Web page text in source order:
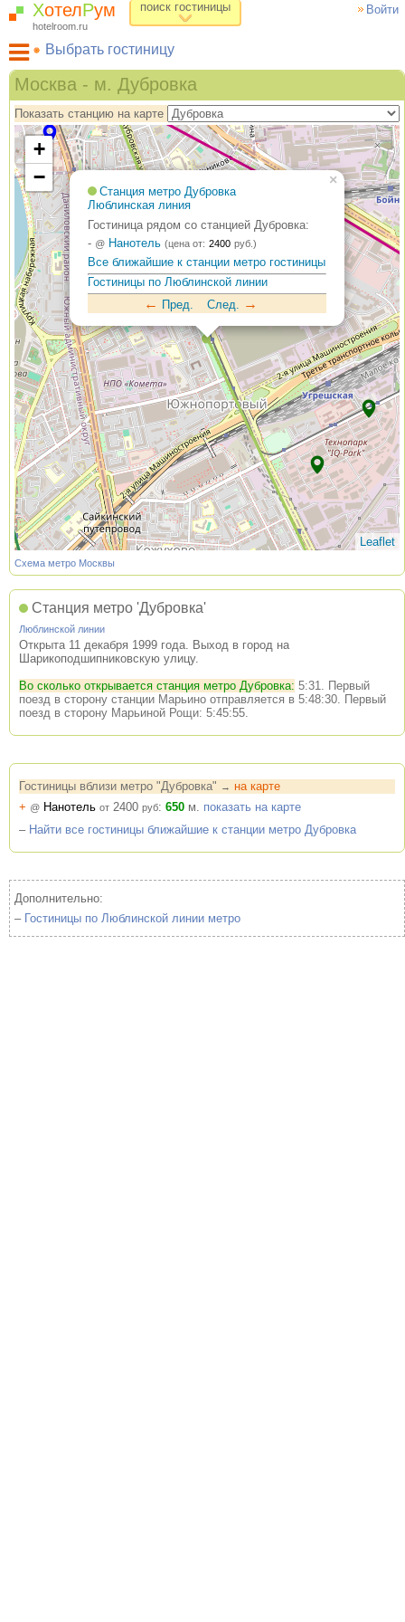
Войти
ХотелРум
hotelroom.ru
поиск гостиницы
Выбрать гостиницу
Гостиницы на карте Москвы
Гостиницы по метро
ХотелРум рекомендует
Москва - м. Дубровка
Показать станцию на карте
Станция метро Дубровка
Люблинская линия
Гостиница рядом со станцией Дубровка:
- @ Нанотель (цена от: 2400 руб.)
Все ближайшие к станции метро гостиницы
Гостиницы по Люблинской линии
← Пред. След. →
×
+
−
Leaflet
Схема метро Москвы
Станция метро 'Дубровка'
Люблинской линии
Открыта 11 декабря 1999 года. Выход в город на
Шарикоподшипниковскую улицу.
Во сколько открывается станция метро Дубровка: 5:31. Первый
поезд в сторону станции Марьино отправляется в 5:48:30. Первый
поезд в сторону Марьиной Рощи: 5:45:55.
Гостиницы вблизи метро "Дубровка" → на карте
+ @ Нанотель от 2400 руб: 650 м. показать на карте
– Найти все гостиницы ближайшие к станции метро Дубровка
Дополнительно:
– Гостиницы по Люблинской линии метро